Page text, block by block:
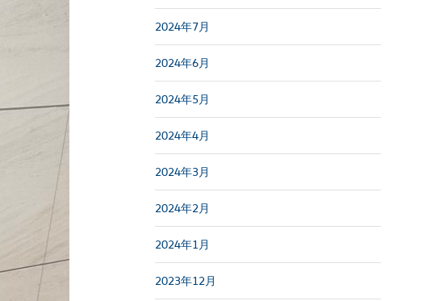
2024年7月
2024年6月
2024年5月
2024年4月
2024年3月
2024年2月
2024年1月
2023年12月